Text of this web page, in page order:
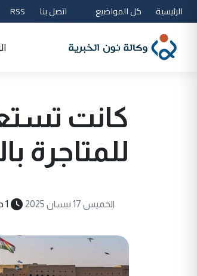
الرئيسية كل المواضيع اتصل بنا RSS
كانت
للمتاجرة
الخميس 17 نيسان 2025 1 دقيقة قراءة